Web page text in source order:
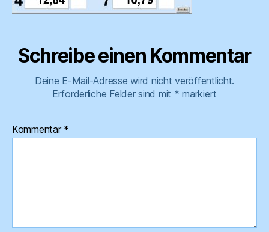
Schreibe einen Kommentar
Deine E-Mail-Adresse wird nicht veröffentlicht.
Erforderliche Felder sind mit * markiert
Kommentar *